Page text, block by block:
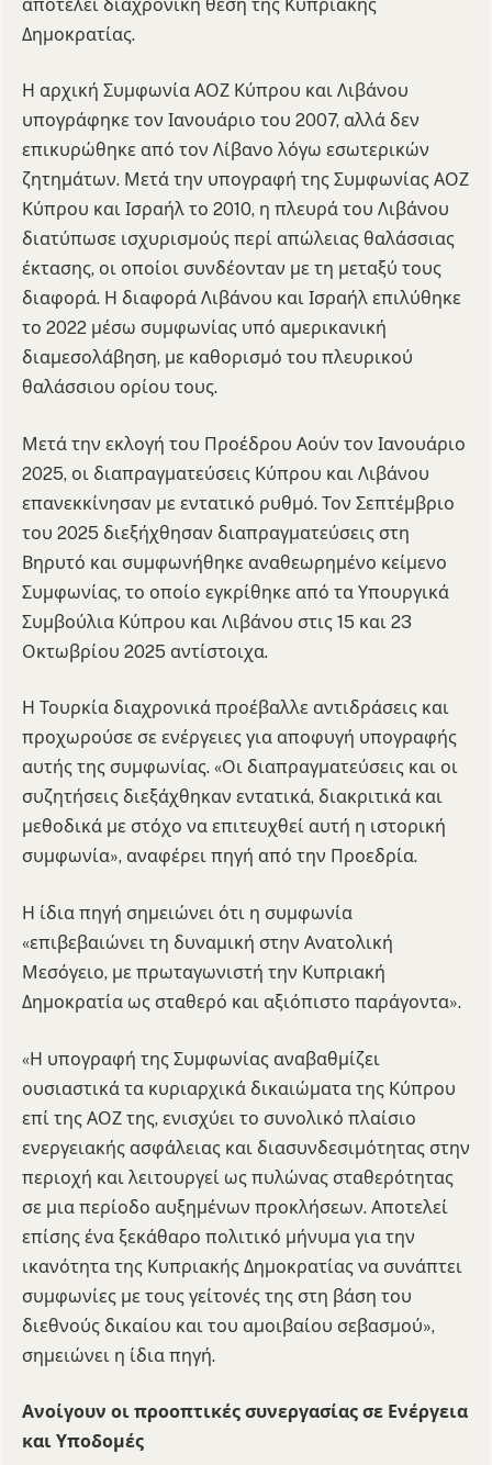
αποτελεί διαχρονική θέση της Κυπριακής
Δημοκρατίας.
Η αρχική Συμφωνία ΑΟΖ Κύπρου και Λιβάνου
υπογράφηκε τον Ιανουάριο του 2007, αλλά δεν
επικυρώθηκε από τον Λίβανο λόγω εσωτερικών
ζητημάτων. Μετά την υπογραφή της Συμφωνίας ΑΟΖ
Κύπρου και Ισραήλ το 2010, η πλευρά του Λιβάνου
διατύπωσε ισχυρισμούς περί απώλειας θαλάσσιας
έκτασης, οι οποίοι συνδέονταν με τη μεταξύ τους
διαφορά. Η διαφορά Λιβάνου και Ισραήλ επιλύθηκε
το 2022 μέσω συμφωνίας υπό αμερικανική
διαμεσολάβηση, με καθορισμό του πλευρικού
θαλάσσιου ορίου τους.
Μετά την εκλογή του Προέδρου Αούν τον Ιανουάριο
2025, οι διαπραγματεύσεις Κύπρου και Λιβάνου
επανεκκίνησαν με εντατικό ρυθμό. Τον Σεπτέμβριο
του 2025 διεξήχθησαν διαπραγματεύσεις στη
Βηρυτό και συμφωνήθηκε αναθεωρημένο κείμενο
Συμφωνίας, το οποίο εγκρίθηκε από τα Υπουργικά
Συμβούλια Κύπρου και Λιβάνου στις 15 και 23
Οκτωβρίου 2025 αντίστοιχα.
Η Τουρκία διαχρονικά προέβαλλε αντιδράσεις και
προχωρούσε σε ενέργειες για αποφυγή υπογραφής
αυτής της συμφωνίας. «Οι διαπραγματεύσεις και οι
συζητήσεις διεξάχθηκαν εντατικά, διακριτικά και
μεθοδικά με στόχο να επιτευχθεί αυτή η ιστορική
συμφωνία», αναφέρει πηγή από την Προεδρία.
Η ίδια πηγή σημειώνει ότι η συμφωνία
«επιβεβαιώνει τη δυναμική στην Ανατολική
Μεσόγειο, με πρωταγωνιστή την Κυπριακή
Δημοκρατία ως σταθερό και αξιόπιστο παράγοντα».
«Η υπογραφή της Συμφωνίας αναβαθμίζει
ουσιαστικά τα κυριαρχικά δικαιώματα της Κύπρου
επί της ΑΟΖ της, ενισχύει το συνολικό πλαίσιο
ενεργειακής ασφάλειας και διασυνδεσιμότητας στην
περιοχή και λειτουργεί ως πυλώνας σταθερότητας
σε μια περίοδο αυξημένων προκλήσεων. Αποτελεί
επίσης ένα ξεκάθαρο πολιτικό μήνυμα για την
ικανότητα της Κυπριακής Δημοκρατίας να συνάπτει
συμφωνίες με τους γείτονές της στη βάση του
διεθνούς δικαίου και του αμοιβαίου σεβασμού»,
σημειώνει η ίδια πηγή.
Ανοίγουν οι προοπτικές συνεργασίας σε Ενέργεια
και Υποδομές